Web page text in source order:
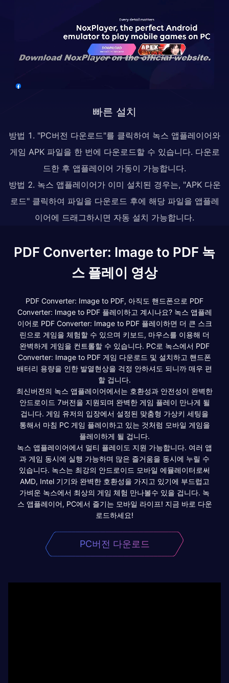
빠른 설치
방법 1. "PC버전 다운로드"를 클릭하여 녹스 앱플레이어와
게임 APK 파일을 한 번에 다운로드할 수 있습니다. 다운로
드한 후 앱플레이어 가동이 가능합니다.
방법 2. 녹스 앱플레이어가 이미 설치된 경우는, "APK 다운
로드" 클릭하여 파일을 다운로드 후에 해당 파일을 앱플레
이어에 드래그하시면 자동 설치 가능합니다.
PDF Converter: Image to PDF 녹
스 플레이 영상
PDF Converter: Image to PDF, 아직도 핸드폰으로 PDF
Converter: Image to PDF 플레이하고 계시나요? 녹스 앱플레
이어로 PDF Converter: Image to PDF 플레이하면 더 큰 스크
린으로 게임을 체험할 수 있으며 키보드, 마우스를 이용해 더
완벽하게 게임을 컨트롤할 수 있습니다. PC로 녹스에서 PDF
Converter: Image to PDF 게임 다운로드 및 설치하고 핸드폰
배터리 용량을 인한 발열현상을 걱정 안하셔도 되니까 매우 편
할 겁니다.
최신버전의 녹스 앱플레이어에서는 호환성과 안전성이 완벽한
안드로이드 7버전을 지원되며 완벽한 게임 플레이 만나게 될
겁니다. 게임 유저의 입장에서 설정된 맞춤형 가상키 세팅을
통해서 마침 PC 게임 플레이하고 있는 것처럼 모바일 게임을
플레이하게 될 겁니다.
녹스 앱플레이어에서 멀티 플레이도 지원 가능합니다. 여러 앱
과 게임 동시에 실행 가능하며 많은 즐거움을 동시에 누릴 수
있습니다. 녹스는 최강의 안드로이드 모바일 에뮬레이터로써
AMD, Intel 기기와 완벽한 호환성을 가지고 있기에 부드럽고
가벼운 녹스에서 최상의 게임 체험 만나볼수 있을 겁니다. 녹
스 앱플레이어, PC에서 즐기는 모바일 라이프! 지금 바로 다운
로드하세요!
PC버전 다운로드